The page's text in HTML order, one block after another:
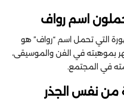
اسم رواف
التي تحمل اسم “رواف” هو
بموهبته في الفن والموسيقى،
في المجتمع.
من نفس الجذر